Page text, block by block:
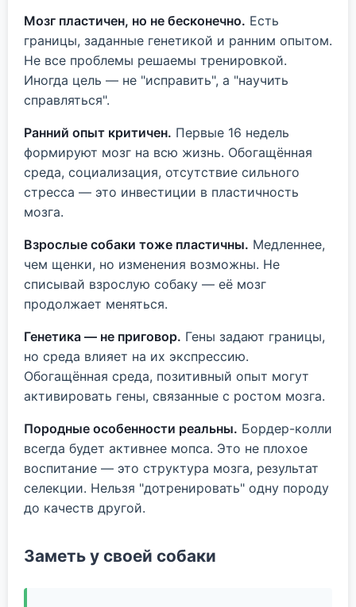
Мозг пластичен, но не бесконечно. Есть
границы, заданные генетикой и ранним опытом.
Не все проблемы решаемы тренировкой.
Иногда цель — не "исправить", а "научить
справляться".
Ранний опыт критичен. Первые 16 недель
формируют мозг на всю жизнь. Обогащённая
среда, социализация, отсутствие сильного
стресса — это инвестиции в пластичность
мозга.
Взрослые собаки тоже пластичны. Медленнее,
чем щенки, но изменения возможны. Не
списывай взрослую собаку — её мозг
продолжает меняться.
Генетика — не приговор. Гены задают границы,
но среда влияет на их экспрессию.
Обогащённая среда, позитивный опыт могут
активировать гены, связанные с ростом мозга.
Породные особенности реальны. Бордер-колли
всегда будет активнее мопса. Это не плохое
воспитание — это структура мозга, результат
селекции. Нельзя "дотренировать" одну породу
до качеств другой.
Заметь у своей собаки